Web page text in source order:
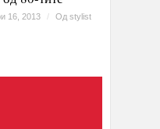
16, 2013 / Од stylist